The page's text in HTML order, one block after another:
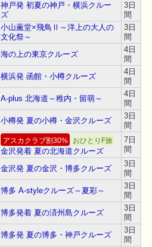
神戸発 初夏の神戸・横浜クルー
ズ
3日
間
小山薫堂×飛鳥Ⅱ～洋上の大人の
文化祭～
3日
間
海の上の東京クルーズ
4日
間
横浜発 函館・小樽クルーズ
4日
間
A-plus 北海道～稚内・留萌～
4日
間
小樽発 夏の小樽・金沢クルーズ
3日
間
アスカクラブ割30% おひとりF旅
金沢発着 夏の北海道クルーズ
7日
間
金沢発 夏の金沢・博多クルーズ
3日
間
博多 A-styleクルーズ～夏彩～
3日
間
博多発着 夏の済州島クルーズ
3日
間
博多発 夏の博多・神戸クルーズ
3日
間